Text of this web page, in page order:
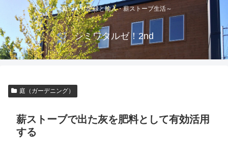
～庭づくり記録と輸入・薪ストーブ生活～
シミワタルゼ！2nd
庭（ガーデニング）
薪ストーブで出た灰を肥料として有効活用
する